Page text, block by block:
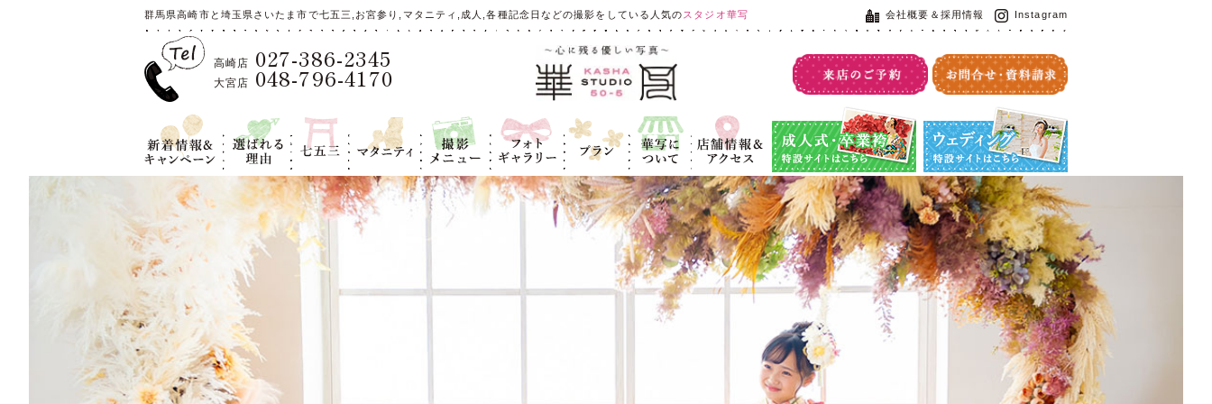
群馬県高崎市と埼玉県さいたま市で七五三,お宮参り,マタニティ,成人,各種記念日などの撮影をしている人気のスタジオ華写
高崎店 027-386-2345
大宮店 048-796-4170
会社概要＆採用情報 Instagram
新着情報＆キ
ャンペーン
選ばれる理
由
七五三 マタニティ
撮影メニュ
ー
フォトギャラ
リー
プラン
華写につい
て
店舗情報＆ア
クセス
成人式・卒業袴特設サイト ウエディング特設サイト